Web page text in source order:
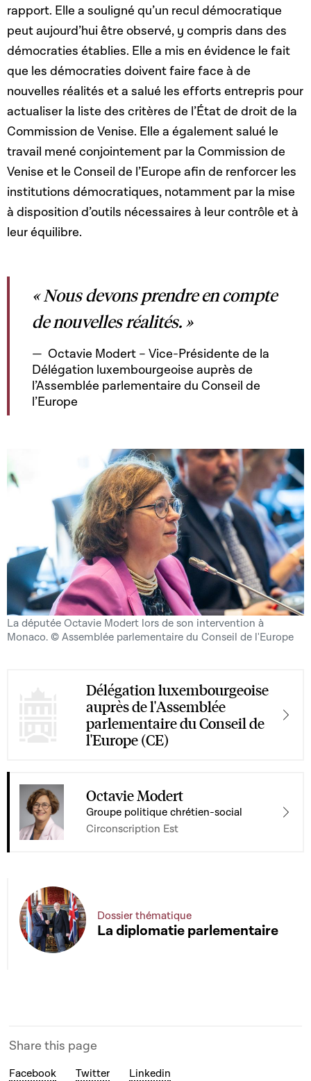
rapport. Elle a souligné qu’un recul démocratique
peut aujourd’hui être observé, y compris dans des
démocraties établies. Elle a mis en évidence le fait
que les démocraties doivent faire face à de
nouvelles réalités et a salué les efforts entrepris pour
actualiser la liste des critères de l’État de droit de la
Commission de Venise. Elle a également salué le
travail mené conjointement par la Commission de
Venise et le Conseil de l’Europe afin de renforcer les
institutions démocratiques, notamment par la mise
à disposition d’outils nécessaires à leur contrôle et à
leur équilibre.
« Nous devons prendre en compte
de nouvelles réalités. »
Octavie Modert – Vice-Présidente de la
Délégation luxembourgeoise auprès de
l’Assemblée parlementaire du Conseil de
l’Europe
La députée Octavie Modert lors de son intervention à
Monaco. © Assemblée parlementaire du Conseil de l'Europe
Délégation luxembourgeoise
auprès de l'Assemblée
parlementaire du Conseil de
l'Europe (CE)
Octavie Modert
Groupe politique chrétien-social
Circonscription Est
La diplomatie parlementaire
Dossier thématique
Share this page
Facebook Twitter Linkedin